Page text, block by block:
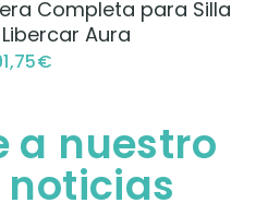
Completa para Silla
Aura
€
a nuestro